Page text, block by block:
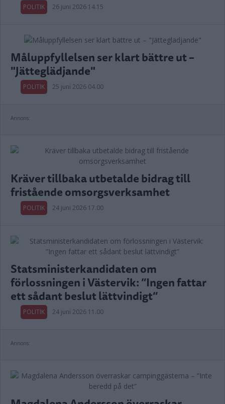
POLITIK 26 juni 2026 14.15
Måluppfyllelsen ser klart bättre ut –
"Jätteglädjande"
POLITIK 25 juni 2026 04.00
Annons:
Kräver tillbaka utbetalde bidrag till
fristående omsorgsverksamhet
POLITIK 24 juni 2026 17.00
Statsministerkandidaten om
förlossningen i Västervik: ”Ingen fattar
ett sådant beslut lättvindigt”
POLITIK 24 juni 2026 11.00
Annons: